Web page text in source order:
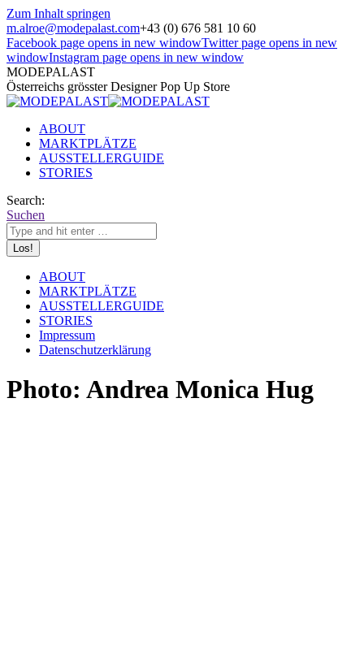
Zum Inhalt springen
m.alroe@modepalast.com+43 (0) 676 581 10 60
Facebook page opens in new windowTwitter page opens in new
windowInstagram page opens in new window
MODEPALAST
Österreichs grösster Designer Pop Up Store
ABOUT
MARKTPLÄTZE
AUSSTELLERGUIDE
STORIES
Search:
Suchen
ABOUT
MARKTPLÄTZE
AUSSTELLERGUIDE
STORIES
Impressum
Datenschutzerklärung
Photo: Andrea Monica Hug